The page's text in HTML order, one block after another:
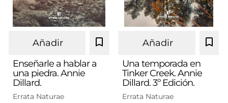
Añadir
Enseñarle a hablar a
una piedra. Annie
Dillard.
Errata Naturae
Añadir
Una temporada en
Tinker Creek. Annie
Dillard. 3º Edición.
Errata Naturae